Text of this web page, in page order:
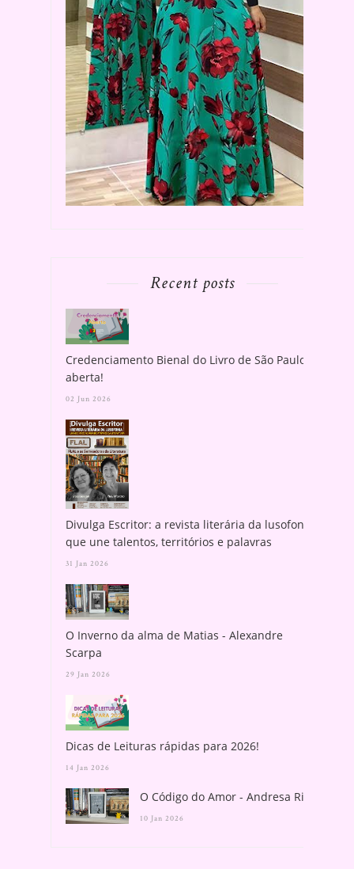
Recent posts
Credenciamento Bienal do Livro de São Paulo
aberta!
02 Jun 2026
Divulga Escritor: a revista literária da lusofonia
que une talentos, territórios e palavras
31 Jan 2026
O Inverno da alma de Matias - Alexandre
Scarpa
29 Jan 2026
Dicas de Leituras rápidas para 2026!
14 Jan 2026
O Código do Amor - Andresa Rios
10 Jan 2026